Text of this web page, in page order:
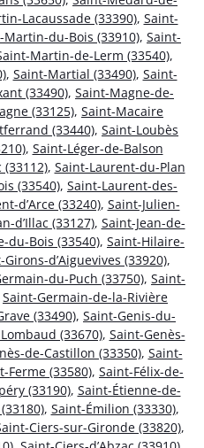
Lacaussade (33390), Saint-
Martin-du-Bois (33910), Saint-
Martin-de-Lerm (33540),
, Saint-Martial (33490), Saint-
(33490), Saint-Magne-de-
(33125), Saint-Macaire
(33440), Saint-Loubès
, Saint-Léger-de-Balson
, Saint-Laurent-du-Plan
(33540), Saint-Laurent-des-
d’Arce (33240), Saint-Julien-
d’Illac (33127), Saint-Jean-de-
du-Bois (33540), Saint-Hilaire-
Girons-d’Aiguevives (33920),
du-Puch (33750), Saint-
Saint-Germain-de-la-Rivière
(33490), Saint-Genis-du-
(33670), Saint-Genès-
de-Castillon (33350), Saint-
Ferme (33580), Saint-Félix-de-
(33190), Saint-Étienne-de-
, Saint-Émilion (33330),
Ciers-sur-Gironde (33820),